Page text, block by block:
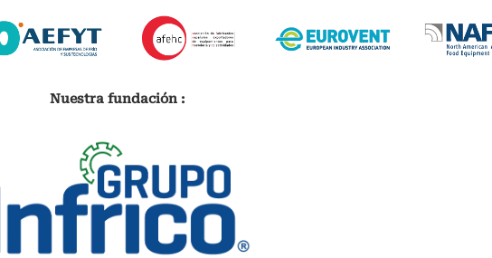
Nuestra fundación :